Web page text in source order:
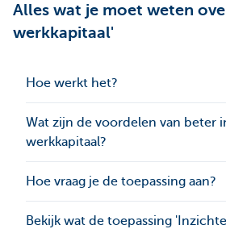
Alles wat je moet weten
werkkapitaal'
Hoe werkt het?
Wat zijn de voordelen van beter
werkkapitaal?
Hoe vraag je de toepassing aan?
Bekijk wat de toepassing